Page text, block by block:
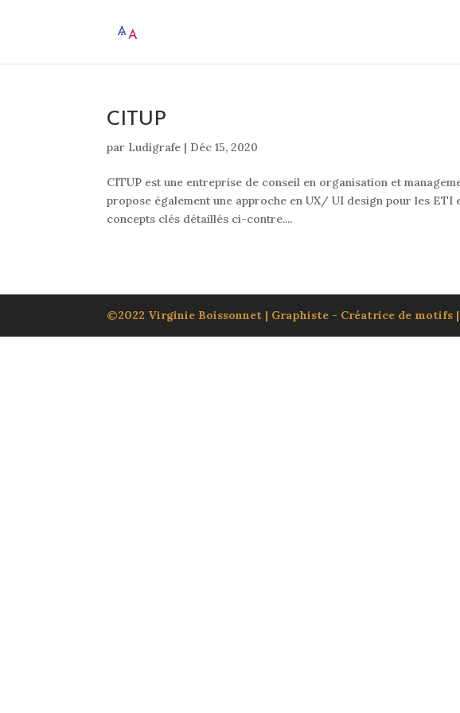
CITUP
par Ludigrafe | Déc 15, 2020
CITUP est une entreprise de conseil en organisation et
propose également une approche en UX/ UI design pour les
concepts clés détaillés ci-contre....
©2022 Virginie Boissonnet | Graphiste - Créatrice de motifs |